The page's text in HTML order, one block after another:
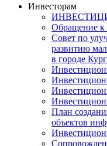
Инвесторам
Обращение к
Совет по
развитию
в городе
План
объектов